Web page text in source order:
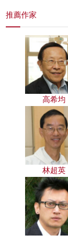
推薦作家
高希均
林超英